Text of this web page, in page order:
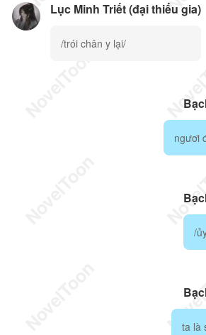
Lục Minh Triết (đại thiếu gia)
/trói chân y lại/
ngươi
/
ta là